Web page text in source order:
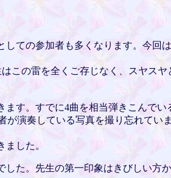
ての参加者も多くなります。今回
この雷を全くご存じなく、スヤス
す。すでに4曲を相当弾きこんでい
演奏している写真を撮り忘れてい
した。
た。先生の第一印象はきびしい方